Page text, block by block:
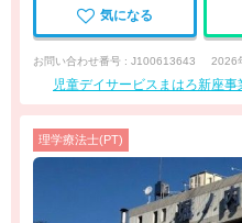
気になる
お問い合わせ番号 : J100613643 2026
児童デイサービスまはろ新座事
理学療法士(PT)